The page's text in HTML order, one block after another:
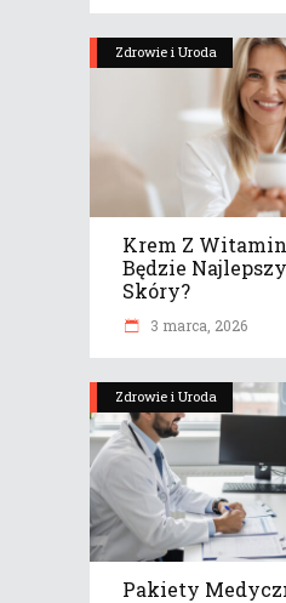
Zdrowie i Uroda
Krem Z
Będzie
Skóry?
3 marca, 2026
Zdrowie i Uroda
Pakiety